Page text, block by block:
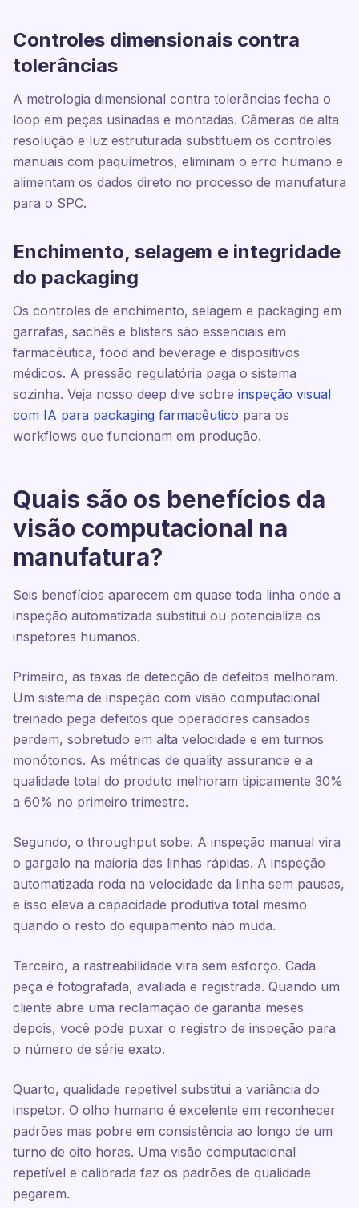
Controles dimensionais contra
tolerâncias
A metrologia dimensional contra tolerâncias fecha o
loop em peças usinadas e montadas. Câmeras de alta
resolução e luz estruturada substituem os controles
manuais com paquímetros, eliminam o erro humano e
alimentam os dados direto no processo de manufatura
para o SPC.
Enchimento, selagem e integridade
do packaging
Os controles de enchimento, selagem e packaging em
garrafas, sachês e blisters são essenciais em
farmacêutica, food and beverage e dispositivos
médicos. A pressão regulatória paga o sistema
sozinha. Veja nosso deep dive sobre inspeção visual
com IA para packaging farmacêutico para os
workflows que funcionam em produção.
Quais são os benefícios da
visão computacional na
manufatura?
Seis benefícios aparecem em quase toda linha onde a
inspeção automatizada substitui ou potencializa os
inspetores humanos.
Primeiro, as taxas de detecção de defeitos melhoram.
Um sistema de inspeção com visão computacional
treinado pega defeitos que operadores cansados
perdem, sobretudo em alta velocidade e em turnos
monótonos. As métricas de quality assurance e a
qualidade total do produto melhoram tipicamente 30%
a 60% no primeiro trimestre.
Segundo, o throughput sobe. A inspeção manual vira
o gargalo na maioria das linhas rápidas. A inspeção
automatizada roda na velocidade da linha sem pausas,
e isso eleva a capacidade produtiva total mesmo
quando o resto do equipamento não muda.
Terceiro, a rastreabilidade vira sem esforço. Cada
peça é fotografada, avaliada e registrada. Quando um
cliente abre uma reclamação de garantia meses
depois, você pode puxar o registro de inspeção para
o número de série exato.
Quarto, qualidade repetível substitui a variância do
inspetor. O olho humano é excelente em reconhecer
padrões mas pobre em consistência ao longo de um
turno de oito horas. Uma visão computacional
repetível e calibrada faz os padrões de qualidade
pegarem.